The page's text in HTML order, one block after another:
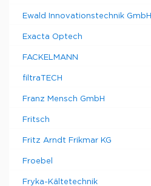
Ewald Innovationstechnik GmbH
Exacta Optech
FACKELMANN
filtraTECH
Franz Mensch GmbH
Fritsch
Fritz Arndt Frikmar KG
Froebel
Fryka-Kältetechnik